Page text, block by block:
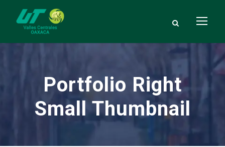
Portfolio Right
Small Thumbnail